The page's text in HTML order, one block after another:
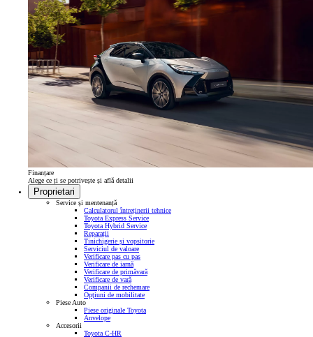
Finanțare
Alege ce ți se potrivește și află detalii
Proprietari
Service și mentenanță
Calculatorul întreținerii tehnice
Toyota Express Service
Toyota Hybrid Service
Reparații
Tinichigerie și vopsitorie
Serviciul de valoare
Verificare pas cu pas
Verificare de iarnă
Verificare de primăvară
Verificare de vară
Companii de rechemare
Opțiuni de mobilitate
Piese Auto
Piese originale Toyota
Anvelope
Accesorii
Toyota C-HR